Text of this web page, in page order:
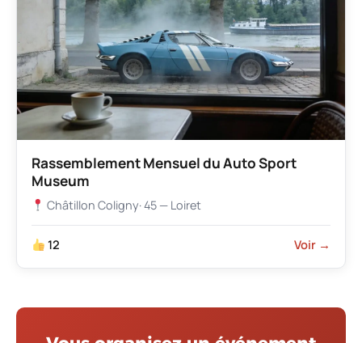
Rassemblement Mensuel du Auto Sport
Museum
Châtillon Coligny· 45 — Loiret
12 Voir →